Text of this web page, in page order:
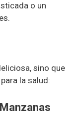
o un
sino que
la salud: